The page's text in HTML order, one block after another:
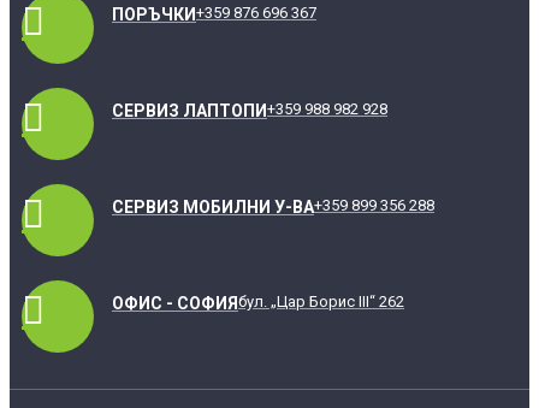
ПОРЪЧКИ +359 876 696 367
СЕРВИЗ ЛАПТОПИ +359 988 982 928
СЕРВИЗ МОБИЛНИ У-ВА+359 899 356 288
ОФИС - СОФИЯ бул. „Цар Борис III“ 262